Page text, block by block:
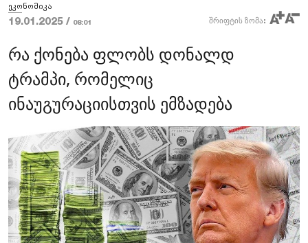
ეკონომიკა
19.01.2025 / 08:01 შრიფტის ზომა:
რა ქონება ფლობს დონალდ
ტრამპი, რომელიც
ინაუგურაციისთვის ემზადება